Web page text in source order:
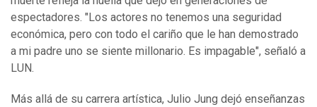
espectadores. "Los actores no tenemos una seguridad
económica, pero con todo el cariño que le han demostrado
a mi padre uno se siente millonario. Es impagable", señaló a
LUN.
Más allá de su carrera artística, Julio Jung dejó enseñanzas